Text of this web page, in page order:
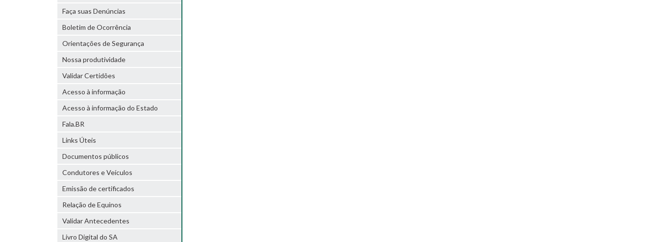
Faça suas Denúncias
Boletim de Ocorrência
Orientações de Segurança
Nossa produtividade
Validar Certidões
Acesso à informação
Acesso à informação do Estado
Fala.BR
Links Úteis
Documentos públicos
Condutores e Veículos
Emissão de certificados
Relação de Equinos
Validar Antecedentes
Livro Digital do SA